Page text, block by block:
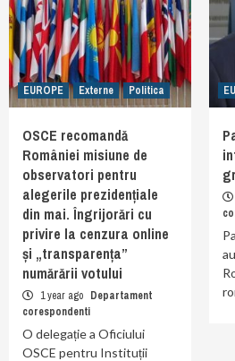
EUROPE Externe Politica
OSCE recomandă
României misiune de
observatori pentru
alegerile prezidențiale
din mai. Îngrijorări cu
privire la cenzura online
și „transparența”
numărării votului
1 year ago Departament
corespondenti
O delegație a Oficiului
OSCE pentru Instituții